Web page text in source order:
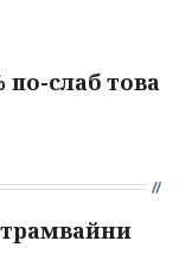
по-слаб това
трамвайни